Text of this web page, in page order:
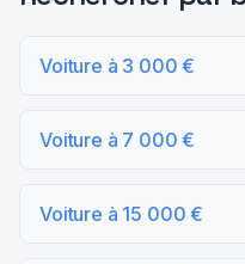
Voiture à 3 000 €
Voiture à 7 000 €
Voiture à 15 000 €